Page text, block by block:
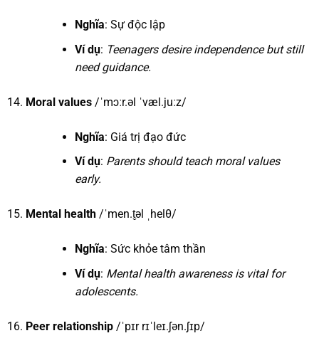
Nghĩa: Sự độc lập
Ví dụ: Teenagers desire independence but still
need guidance.
Moral values/ˈmɔːr.əl ˈvæl.juːz/
Nghĩa: Giá trị đạo đức
Ví dụ: Parents should teach moral values
early.
Mental health/ˈmen.t̬əl ˌhelθ/
Nghĩa: Sức khỏe tâm thần
Ví dụ: Mental health awareness is vital for
adolescents.
Peer relationship/ˈpɪr rɪˈleɪ.ʃən.ʃɪp/